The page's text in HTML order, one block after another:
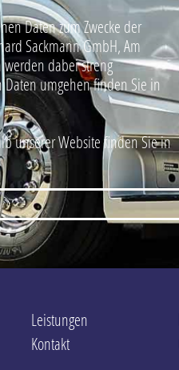
Daten zum Zwecke der
Sackmann GmbH, Am
werden dabei streng
umgehen finden Sie in
unserer Website finden Sie in
Leistungen
Kontakt